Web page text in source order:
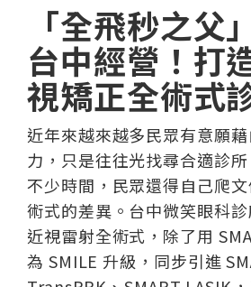
「全飛秒之父
台中經營！打
視矯正全術式
近年來越來越多民眾有意願
力，只是往往光找尋合適診
不少時間，民眾還得自己爬
術式的差異。台中微笑眼科
近視雷射全術式，除了用
為 SMILE 升級，同步引進